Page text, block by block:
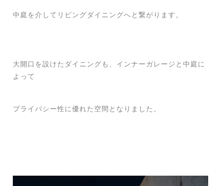
中庭を介してリビングダイニングへと繋がります。
大開口を設けたダイニングも、インナーガレージと中庭に
よって
プライバシー性に優れた空間となりました。